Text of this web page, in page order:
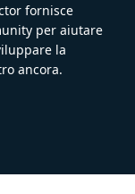
fornisce
per aiutare
la
ancora.